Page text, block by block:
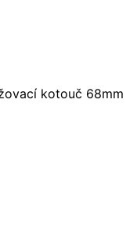
kotouč 68mm